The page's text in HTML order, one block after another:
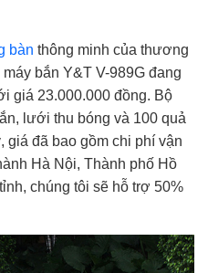
bàn thông minh của thương
bắn Y&T V-989G đang
giá 23.000.000 đồng. Bộ
lưới thu bóng và 100 quả
giá đã bao gồm chi phí vận
Hà Nội, Thành phố Hồ
chúng tôi sẽ hỗ trợ 50%